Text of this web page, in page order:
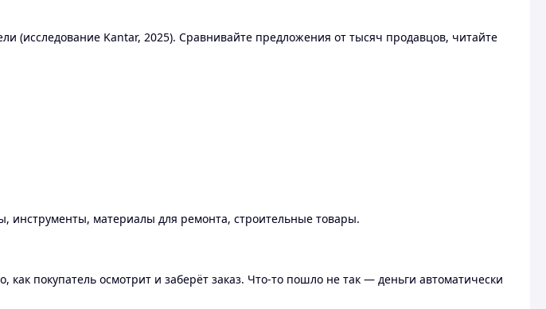
(исследование Kantar, 2025). Сравнивайте предложения от тысяч продавцов, читайте
инструменты, материалы для ремонта, строительные товары.
покупатель осмотрит и заберёт заказ. Что-то пошло не так — деньги автоматически